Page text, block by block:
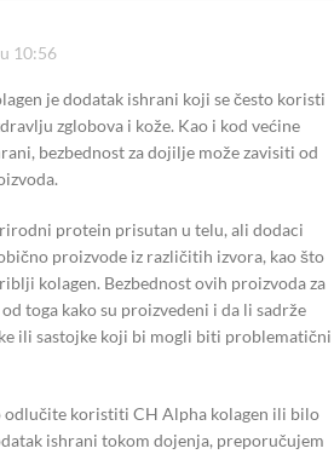
10:56
je dodatak ishrani koji se često koristi
zglobova i kože. Kao i kod većine
bezbednost za dojilje može zavisiti od
protein prisutan u telu, ali dodaci
proizvode iz različitih izvora, kao što
kolagen. Bezbednost ovih proizvoda za
toga kako su proizvedeni i da li sadrže
ili sastojke koji bi mogli biti problematični
odlučite koristiti CH Alpha kolagen ili bilo
ishrani tokom dojenja, preporučujem